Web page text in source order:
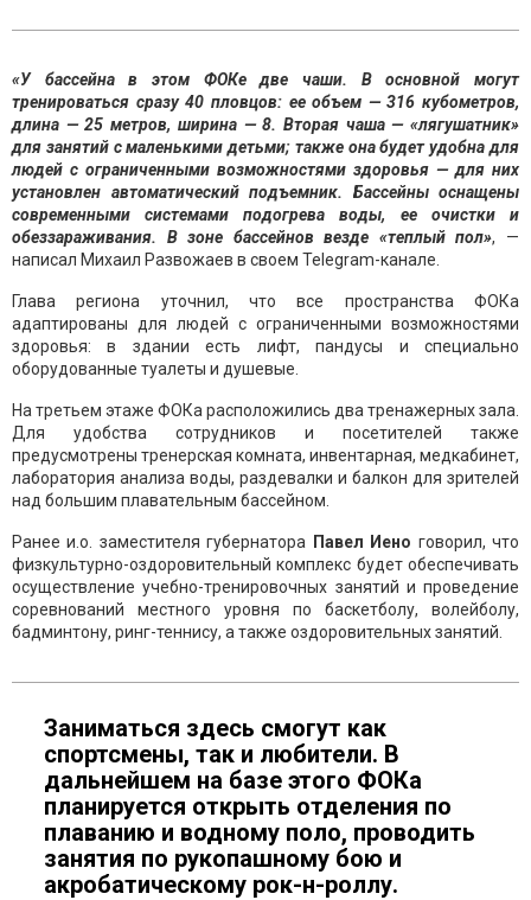
«У бассейна в этом ФОКе две чаши. В основной могут
тренироваться сразу 40 пловцов: ее объем — 316 кубометров,
длина — 25 метров, ширина — 8. Вторая чаша — «лягушатник»
для занятий с маленькими детьми; также она будет удобна для
людей с ограниченными возможностями здоровья — для них
установлен автоматический подъемник. Бассейны оснащены
современными системами подогрева воды, ее очистки и
обеззараживания. В зоне бассейнов везде «теплый пол», —
написал Михаил Развожаев в своем Telegram-канале.
Глава региона уточнил, что все пространства ФОКа
адаптированы для людей с ограниченными возможностями
здоровья: в здании есть лифт, пандусы и специально
оборудованные туалеты и душевые.
На третьем этаже ФОКа расположились два тренажерных зала.
Для удобства сотрудников и посетителей также
предусмотрены тренерская комната, инвентарная, медкабинет,
лаборатория анализа воды, раздевалки и балкон для зрителей
над большим плавательным бассейном.
Ранее и.о. заместителя губернатора Павел Иено говорил, что
физкультурно-оздоровительный комплекс будет обеспечивать
осуществление учебно-тренировочных занятий и проведение
соревнований местного уровня по баскетболу, волейболу,
бадминтону, ринг-теннису, а также оздоровительных занятий.
Заниматься здесь смогут как
спортсмены, так и любители. В
дальнейшем на базе этого ФОКа
планируется открыть отделения по
плаванию и водному поло, проводить
занятия по рукопашному бою и
акробатическому рок-н-роллу.